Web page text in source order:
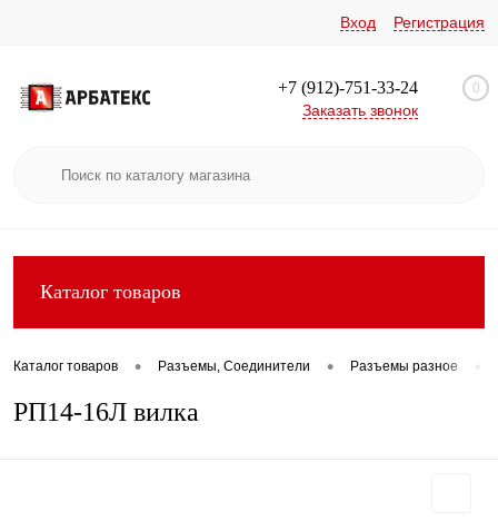
Вход Регистрация
+7 (912)-751-33-24
Заказать звонок
0
Каталог товаров
Каталог товаров • Разъемы, Соединители • Разъемы разное
РП14-16Л вилка